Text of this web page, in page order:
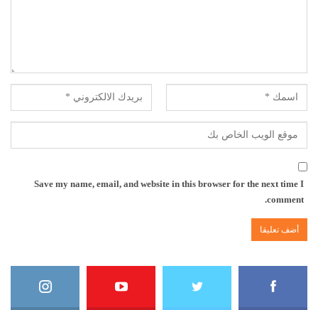
Save my name, email, and website in this browser for the next time I
comment.